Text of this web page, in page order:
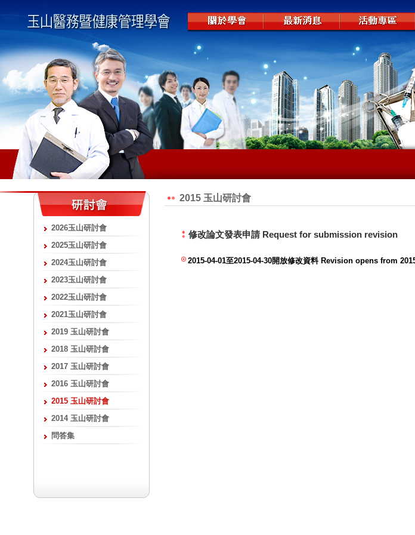
2026玉山研討會
2025玉山研討會
2024玉山研討會
2023玉山研討會
2022玉山研討會
2021玉山研討會
2019 玉山研討會
2018 玉山研討會
2017 玉山研討會
2016 玉山研討會
2015 玉山研討會
2014 玉山研討會
問答集
2015 玉山研討會
修改論文發表申請 Request for submission revision
2015-04-01至2015-04-30開放修改資料 Revision opens from